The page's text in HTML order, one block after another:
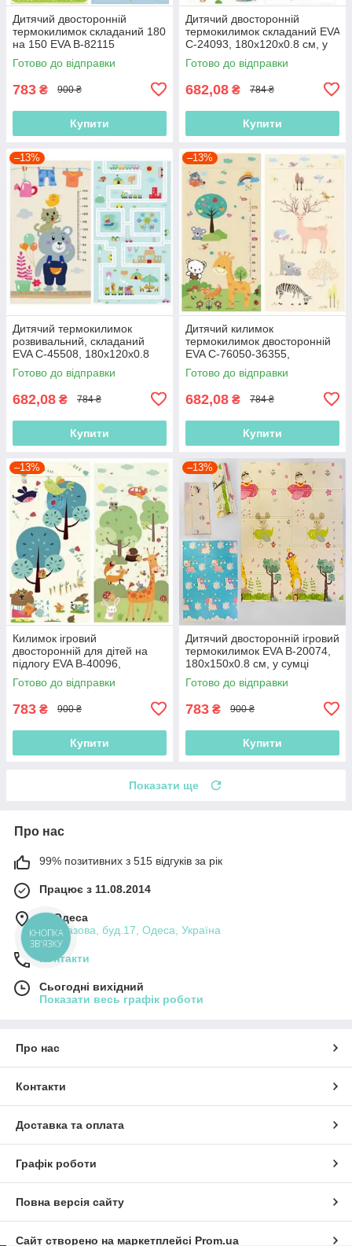
Дитячий двосторонній
термокилимок складаний 180
на 150 EVA В-82115
180х150х0.8 см, у сумці
Готово до відправки
783 ₴ 900 ₴
Купити
Дитячий двосторонній
термокилимок складаний EVA
С-24093, 180х120х0.8 см, у
сумці
Готово до відправки
682,08 ₴ 784 ₴
Купити
–13%
Дитячий термокилимок
розвивальний, складаний
EVA С-45508, 180х120х0.8
см, у сумці
Готово до відправки
682,08 ₴ 784 ₴
Купити
–13%
Дитячий килимок
термокилимок двосторонній
EVA С-76050-36355,
180х120х0.8 см, у сумці
Готово до відправки
682,08 ₴ 784 ₴
Купити
–13%
Килимок ігровий
двосторонній для дітей на
підлогу EVA B-40096,
180х150х0.8 см, у сумці
Готово до відправки
783 ₴ 900 ₴
Купити
–13%
Дитячий двосторонній ігровий
термокилимок EVA В-20074,
180х150х0.8 см, у сумці
Готово до відправки
783 ₴ 900 ₴
Купити
Показати ще
Про нас
99% позитивних з 515 відгуків за рік
Працює з 11.08.2014
м. Одеса
вул.Базова, буд.17, Одеса, Україна
Контакти
Сьогодні вихідний
Показати весь графік роботи
Про нас
Контакти
Доставка та оплата
Графік роботи
Повна версія сайту
Сайт створено на маркетплейсі Prom.ua
КНОПКА
ЗВ'ЯЗКУ